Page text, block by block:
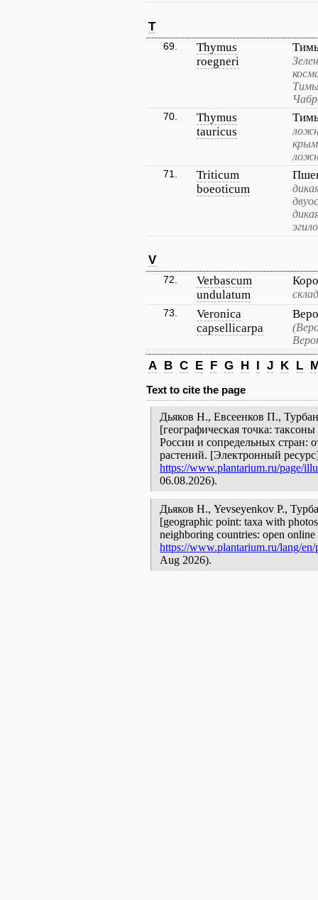
T
69.
Thymus
roegneri
70.
Thymus
tauricus
71.
Triticum
boeoticum
V
72.
Verbascum
undulatum
73.
Veronica
capsellicarpa
A B C E F G H I J K L
Text to cite the page
Дьяков Н., Евсеенков П.,
[географическая точка:
России и сопредельных стран:
растений. [Электронный
https://www.plantarium.ru/page/
06.08.2026).
Дьяков Н., Yevseyenkov P.,
[geographic point: taxa with
neighboring countries: open
https://www.plantarium.ru/lang/
Aug 2026).